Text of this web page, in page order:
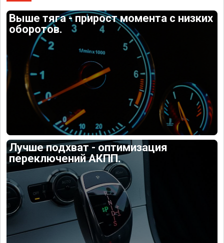
Выше тяга - прирост момента с низких
оборотов.
Лучше подхват - оптимизация
переключений АКПП.